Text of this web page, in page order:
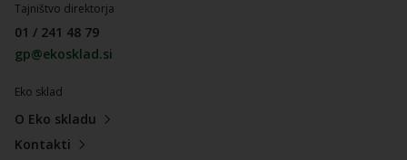
Tajništvo direktorja
01 / 241 48 79
gp@ekosklad.si
Eko sklad
O Eko skladu
Kontakti